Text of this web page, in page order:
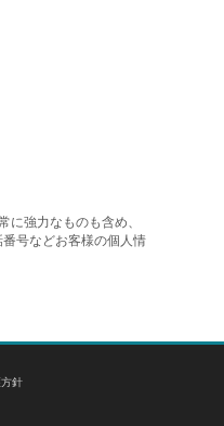
強力なものも含め、
号などお客様の個人情
針